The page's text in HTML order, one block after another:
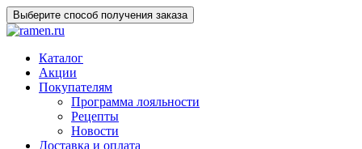
Выберите способ получения заказа
Каталог
Акции
Покупателям
Программа лояльности
Рецепты
Новости
Доставка и оплата